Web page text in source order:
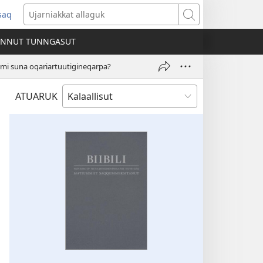
Ujarniakkat
allaguk
TUNNGASUT
suna oqariartuutigineqarpa?
ATUARUK